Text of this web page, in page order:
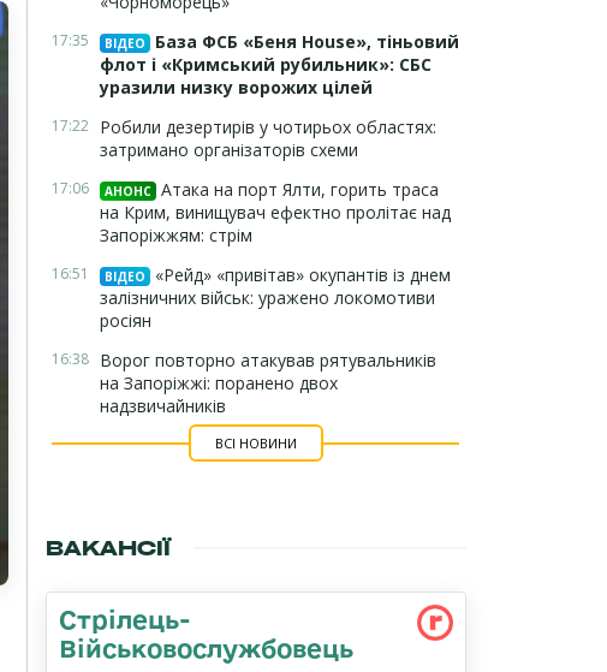
17:35 ВІДЕО
База ФСБ «Беня House», тіньовий
флот і «Кримський рубильник»: СБС
уразили низку ворожих цілей
17:22 Робили дезертирів у чотирьох областях:
затримано організаторів схеми
17:06 АНОНС Атака на порт Ялти, горить траса
на Крим, винищувач ефектно пролітає над
Запоріжжям: стрім
16:51 ВІДЕО
«Рейд» «привітав» окупантів із днем
залізничних військ: уражено локомотиви
росіян
16:38 Ворог повторно атакував рятувальників
на Запоріжжі: поранено двох
надзвичайників
ВСІ НОВИНИ
ВАКАНСІЇ
Стрілець-
Військовослужбовець